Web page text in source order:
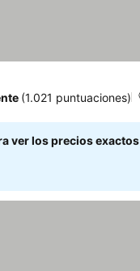
(1.021 puntuaciones)
ver los precios exactos